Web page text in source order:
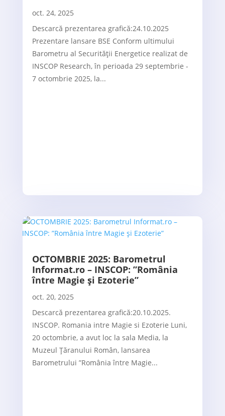
oct. 24, 2025
Descarcă prezentarea grafică:24.10.2025
Prezentare lansare BSE Conform ultimului
Barometru al Securității Energetice realizat de
INSCOP Research, în perioada 29 septembrie -
7 octombrie 2025, la...
OCTOMBRIE 2025: Barometrul
Informat.ro – INSCOP: ”România
între Magie și Ezoterie”
oct. 20, 2025
Descarcă prezentarea grafică:20.10.2025.
INSCOP. Romania intre Magie si Ezoterie Luni,
20 octombrie, a avut loc la sala Media, la
Muzeul Țăranului Român, lansarea
Barometrului ”România între Magie...